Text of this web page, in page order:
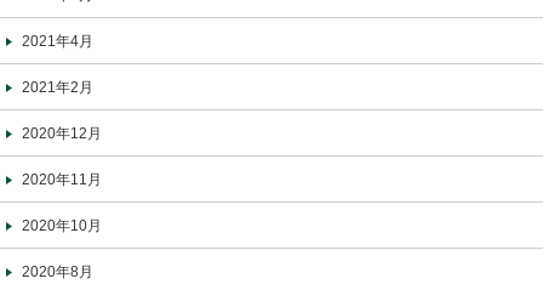
2021年4月
2021年2月
2020年12月
2020年11月
2020年10月
2020年8月